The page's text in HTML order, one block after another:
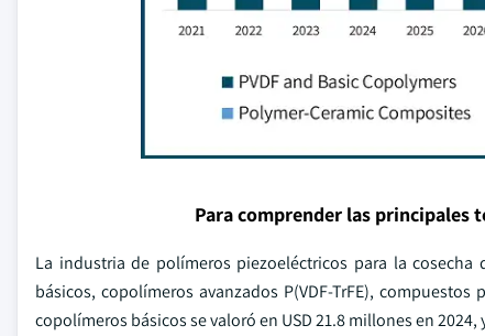
Para comprender las principales
La industria de polímeros piezoeléctricos para la
básicos, copolímeros avanzados P(VDF-TrFE),
copolímeros básicos se valoró en USD 21.8 millones en